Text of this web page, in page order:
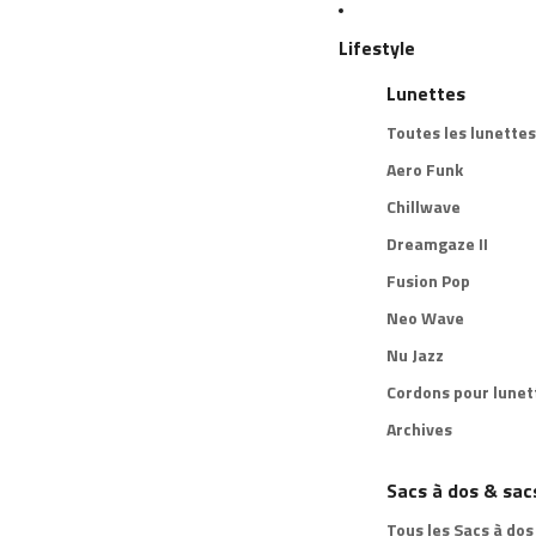
Lifestyle
Lunettes
Toutes les lunettes
Aero Funk
Chillwave
Dreamgaze II
Fusion Pop
Neo Wave
Nu Jazz
Cordons pour
Archives
Sacs à dos &
Tous les Sacs à